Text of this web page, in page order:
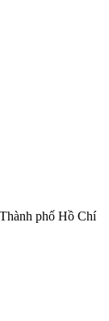
phố Hồ Chí